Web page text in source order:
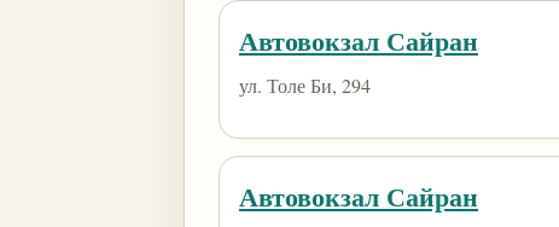
Автовокзал Сайран
ул. Толе Би, 294
Автовокзал Сайран